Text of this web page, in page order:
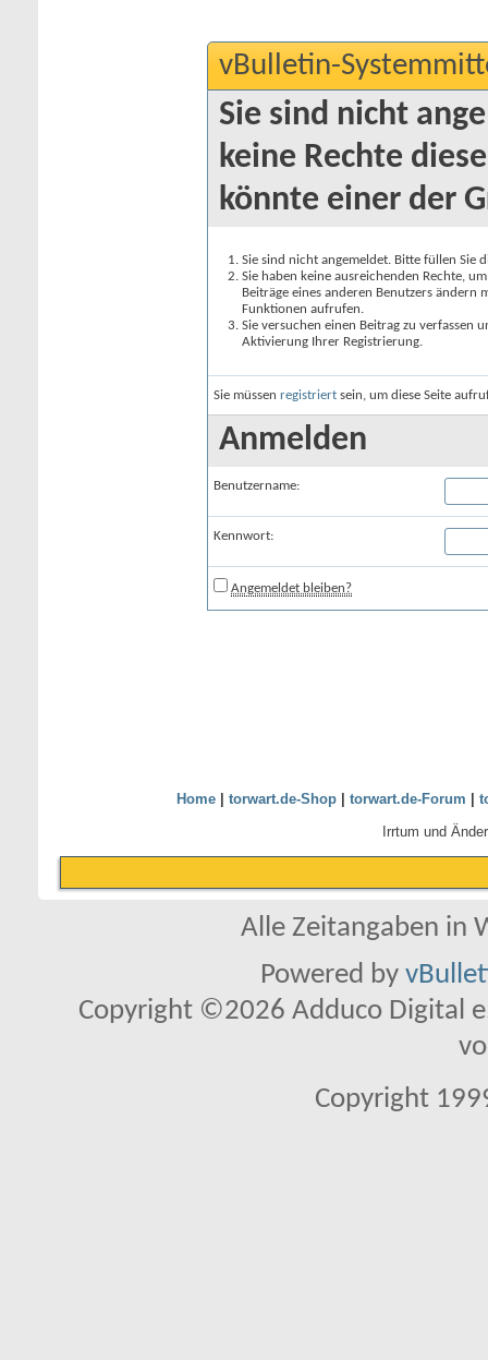
vBulletin-
Sie sind nicht
keine Rechte
könnte einer der
Sie sind nicht angemeldet. Bitte füllen Sie
Sie haben keine ausreichenden Rechte,
Beiträge eines anderen Benutzers
Funktionen aufrufen.
Sie versuchen einen Beitrag zu verfassen
Aktivierung Ihrer Registrierung.
Sie müssen registriert sein, um diese Seite
Anmelden
Benutzername:
Kennwort:
Angemeldet bleiben?
Home| torwart.de-Shop| torwart.de-Forum
Irrtum und
Alle Zeitangaben in
Powered by
Copyright ©2026 Adduco Digital
Copyright